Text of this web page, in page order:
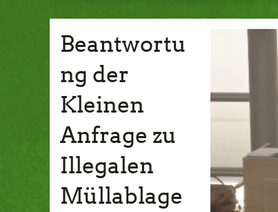
Beantwortu
ng der
Kleinen
Anfrage zu
Illegalen
Müllablage